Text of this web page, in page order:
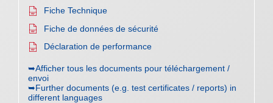
Fiche Technique
Fiche de données de sécurité
Déclaration de performance
➥Afficher tous les documents pour téléchargement /
envoi
➥Further documents (e.g. test certificates / reports) in
different languages